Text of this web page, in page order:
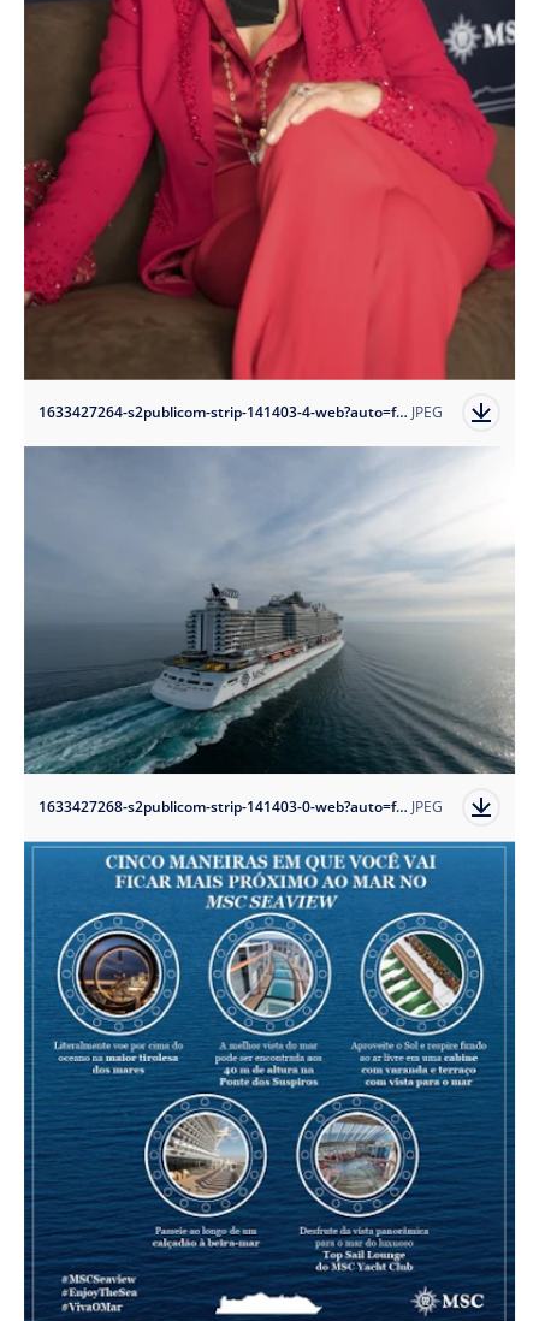
1633427264-s2publicom-strip-141403-4-web?auto=format JPEG
1633427268-s2publicom-strip-141403-0-web?auto=format JPEG